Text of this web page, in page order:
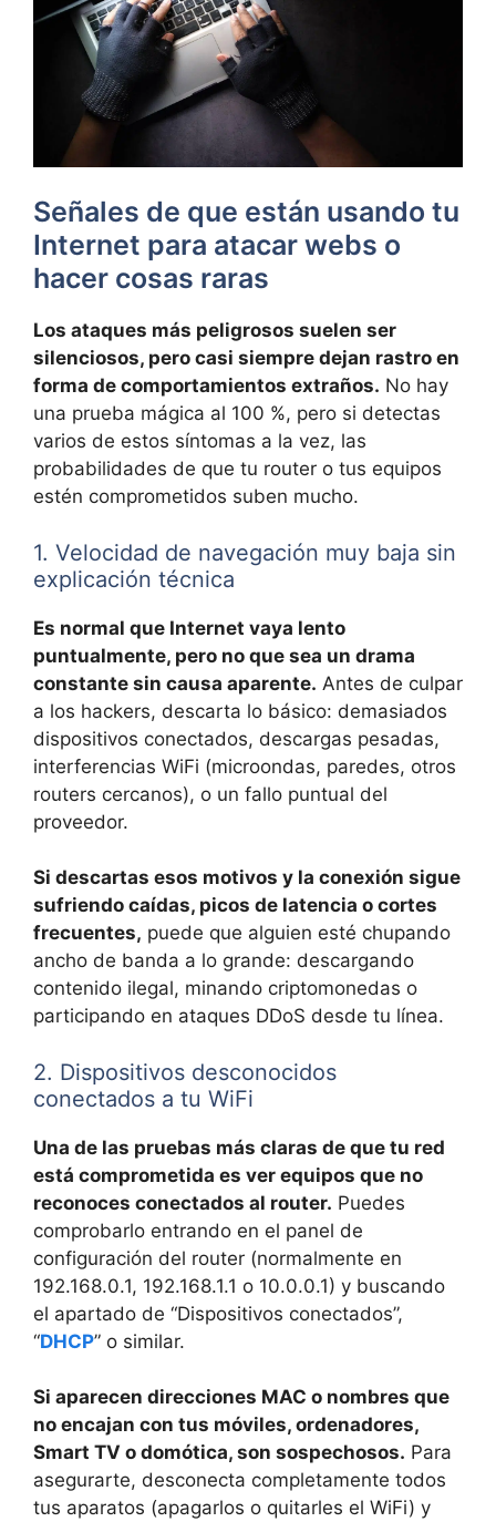
Señales de que están usando tu
Internet para atacar webs o
hacer cosas raras
Los ataques más peligrosos suelen ser
silenciosos, pero casi siempre dejan rastro en
forma de comportamientos extraños. No hay
una prueba mágica al 100 %, pero si detectas
varios de estos síntomas a la vez, las
probabilidades de que tu router o tus equipos
estén comprometidos suben mucho.
1. Velocidad de navegación muy baja sin
explicación técnica
Es normal que Internet vaya lento
puntualmente, pero no que sea un drama
constante sin causa aparente. Antes de culpar
a los hackers, descarta lo básico: demasiados
dispositivos conectados, descargas pesadas,
interferencias WiFi (microondas, paredes, otros
routers cercanos), o un fallo puntual del
proveedor.
Si descartas esos motivos y la conexión sigue
sufriendo caídas, picos de latencia o cortes
frecuentes, puede que alguien esté chupando
ancho de banda a lo grande: descargando
contenido ilegal, minando criptomonedas o
participando en ataques DDoS desde tu línea.
2. Dispositivos desconocidos
conectados a tu WiFi
Una de las pruebas más claras de que tu red
está comprometida es ver equipos que no
reconoces conectados al router. Puedes
comprobarlo entrando en el panel de
configuración del router (normalmente en
192.168.0.1, 192.168.1.1 o 10.0.0.1) y buscando
el apartado de “Dispositivos conectados”,
“DHCP” o similar.
Si aparecen direcciones MAC o nombres que
no encajan con tus móviles, ordenadores,
Smart TV o domótica, son sospechosos. Para
asegurarte, desconecta completamente todos
tus aparatos (apagarlos o quitarles el WiFi) y